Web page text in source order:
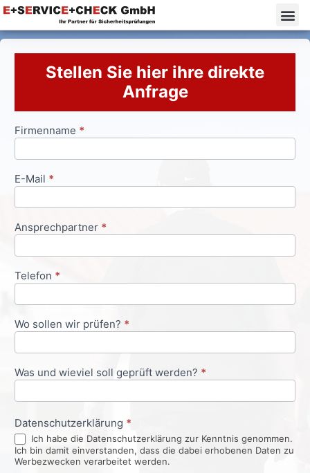
Stellen Sie hier ihre direkte
Anfrage
Anfrageformular
Firmenname *
E-Mail *
Ansprechpartner *
Telefon *
Wo sollen wir prüfen? *
Was und wieviel soll geprüft werden? *
Datenschutzerklärung *
Ich habe die Datenschutzerklärung zur Kenntnis genommen.
Ich bin damit einverstanden, dass die dabei erhobenen Daten zu
Werbezwecken verarbeitet werden.